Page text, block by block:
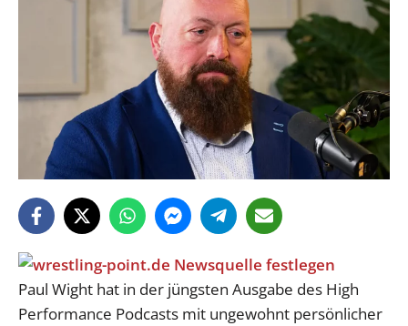
Paul Wight hat in der jüngsten Ausgabe des High
Performance Podcasts mit ungewohnt persönlicher